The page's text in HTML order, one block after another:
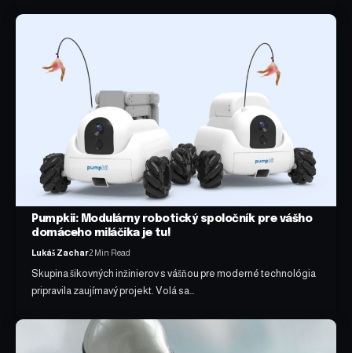
Pumpkii: Modulárny robotický spoločník pre vášho
domáceho miláčika je tu!
Lukáš Zachar2 Min Read
Skupina šikovných inžinierov s vášňou pre moderné technológia
pripravila zaujímavý projekt. Volá sa…